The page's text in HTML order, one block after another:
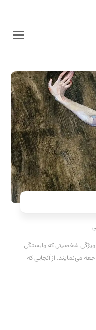
شخصیتی که وابستگی
می‌نمایند. از آنجایی که